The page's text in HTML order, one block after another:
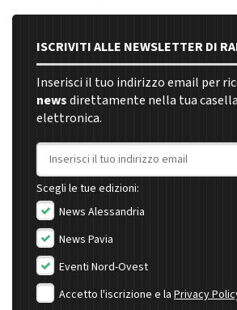
ISCRIVITI ALLE NEWSLETTER DI
Inserisci il tuo indirizzo email per
newsdirettamente nella tua
elettronica.
Indirizzo email
Scegli le tue edizioni:
News Alessandria
News Pavia
Eventi Nord-Ovest
Accetto l'iscrizione e la Privacy